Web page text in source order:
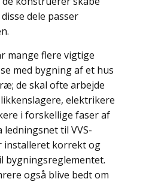
dele passer
mange flere vigtige
med bygning af et hus
de skal ofte arbejde
elektrikere
i forskellige faser af
til VVS-
installeret korrekt og
bygningsreglementet.
også blive bedt om